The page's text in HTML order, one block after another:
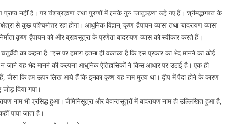
नहीं है। पर ‘वंशब्राह्मण’ तथा पुराणों में इनके गुरु ‘जातुकण्र्य’ कहे गए हैं। श्रीमद्भागवत के
कुछ पश्चिमोत्तर रहा होगा। आधुनिक विद्वान् ‘कृष्ण-द्वैपायन व्यास’ तथा ‘बादरायण व्यास’
कृष्ण-द्वैपायन को और ब्रह्मसूत्रा के प्रणेता बादरायण-व्यास को स्वीकार करते हैं।
का कहना है: ‘‘इस पर हमारा इतना ही वक्तव्य है कि इस प्रकार का भेद मानने का कोई
न जाने यह भेद मानने की कल्पना आधुनिक ऐतिहासिकों ने किस आधार पर उठाई है। एक ही
जैसा कि हम ऊपर लिख आये हैं कि इनका कृष्ण यह नाम मुख्य था। द्वीप में पैदा होने के कारण
दिया गया।
नाम भी प्रसिद्ध हुआ। जैमिनिसूत्रा और वेदान्तसूत्रों में बादरायण नाम ही उल्लिखित हुआ है,
पाया जाता है।